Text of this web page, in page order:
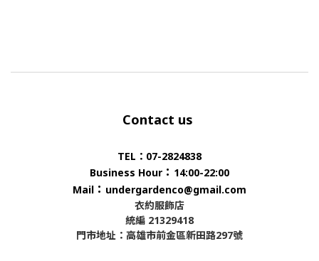
Contact us
TEL：07-2824838
Business Hour ： 14:00-22:00
Mail ： undergardenco@gmail.com
衣約服飾店
統編 21329418
門市地址：高雄市前金區新田路297號